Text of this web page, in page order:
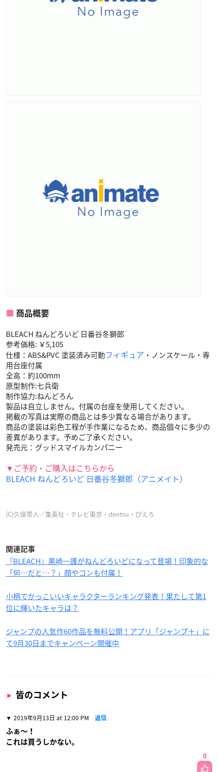
商品概要
BLEACH ねんどろいど 日番谷冬獅郎
参考価格: ￥5,105
仕様：ABS&PVC 塗装済み可動フィギュア ・ノンスケール・専
用台座付属
全高：約100mm
原型制作:七兵衛
制作協力:ねんどろん
製品は自立しません。付属の台座を使用してください。
掲載の写真は実際の商品とは多少異なる場合があります。
商品の塗装は彩色工程が手作業になるため、商品個々に多少の
差異があります。予めご了承ください。
発売元：グッドスマイルカンパニー
▼ご予約・ご購入はこちらから
BLEACH ねんどろいど 日番谷冬獅郎（アニメイト）
(C)久保帯人／集英社・テレビ東京・dentsu・ぴえろ
関連記事
『BLEACH』黒崎一護がねんどろいどになって登場！印象的な
「何…だと…？」顔やコンも付属！
小柄でかっこいいキャラクターランキング発表！果たして第1
位に輝いたキャラは？
ジャンプの人気作60作品を無料公開！アプリ「ジャンプ＋」に
て9月30日までキャンペーン開催中
皆のコメント
2019年9月13日 at 12:00 PM 返信
ふぁ〜！
これは買うしかない。
0